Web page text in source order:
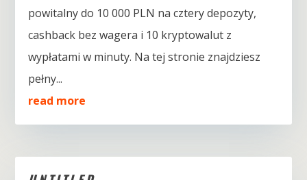
powitalny do 10 000 PLN na cztery depozyty,
cashback bez wagera i 10 kryptowalut z
wypłatami w minuty. Na tej stronie znajdziesz
pełny...
read more